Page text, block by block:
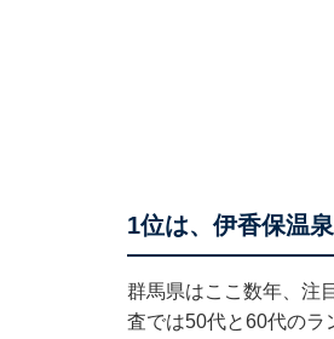
1位は、伊香保温
群馬県はここ数年、注
査では50代と60代のラ